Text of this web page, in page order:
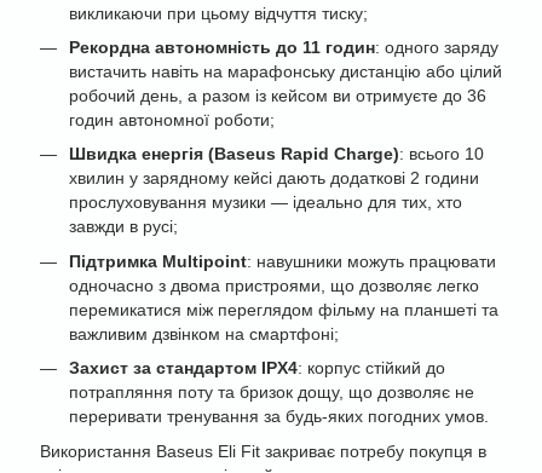
викликаючи при цьому відчуття тиску;
Рекордна автономність до 11 годин: одного заряду
вистачить навіть на марафонську дистанцію або цілий
робочий день, а разом із кейсом ви отримуєте до 36
годин автономної роботи;
Швидка енергія (Baseus Rapid Charge): всього 10
хвилин у зарядному кейсі дають додаткові 2 години
прослуховування музики — ідеально для тих, хто
завжди в русі;
Підтримка Multipoint: навушники можуть працювати
одночасно з двома пристроями, що дозволяє легко
перемикатися між переглядом фільму на планшеті та
важливим дзвінком на смартфоні;
Захист за стандартом IPX4: корпус стійкий до
потрапляння поту та бризок дощу, що дозволяє не
переривати тренування за будь-яких погодних умов.
Використання Baseus Eli Fit закриває потребу покупця в